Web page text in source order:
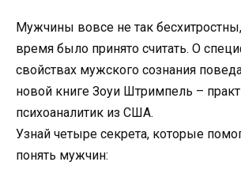
Мужчины вовсе не так
время было принято считать. О
свойствах мужского сознания
новой книге Зоуи Штримпель –
психоаналитик из США.
Узнай четыре секрета, которые
понять мужчин: